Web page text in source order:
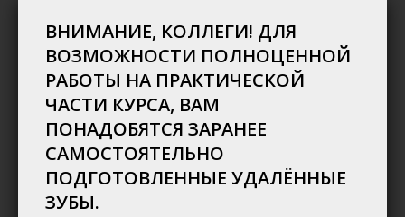
ВНИМАНИЕ, КОЛЛЕГИ! ДЛЯ
ВОЗМОЖНОСТИ ПОЛНОЦЕННОЙ
РАБОТЫ НА ПРАКТИЧЕСКОЙ
ЧАСТИ КУРСА, ВАМ
ПОНАДОБЯТСЯ ЗАРАНЕЕ
САМОСТОЯТЕЛЬНО
ПОДГОТОВЛЕННЫЕ УДАЛЁННЫЕ
ЗУБЫ.